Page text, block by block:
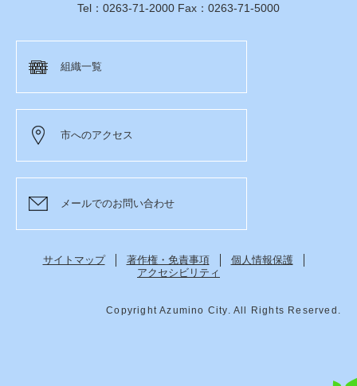
Tel：0263-71-2000 Fax：0263-71-5000
組織一覧
市へのアクセス
メールでのお問い合わせ
サイトマップ 著作権・免責事項
個人情報保護
アクセシビリティ
Copyright Azumino City. All Rights Reserved.